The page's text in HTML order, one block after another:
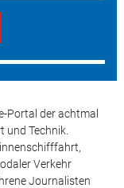
Portal der achtmal
Technik.
Verkehr
Journalisten